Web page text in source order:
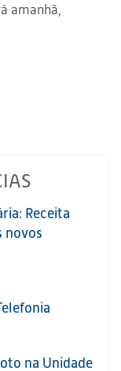
amanhã,
Receita
novos
na Unidade